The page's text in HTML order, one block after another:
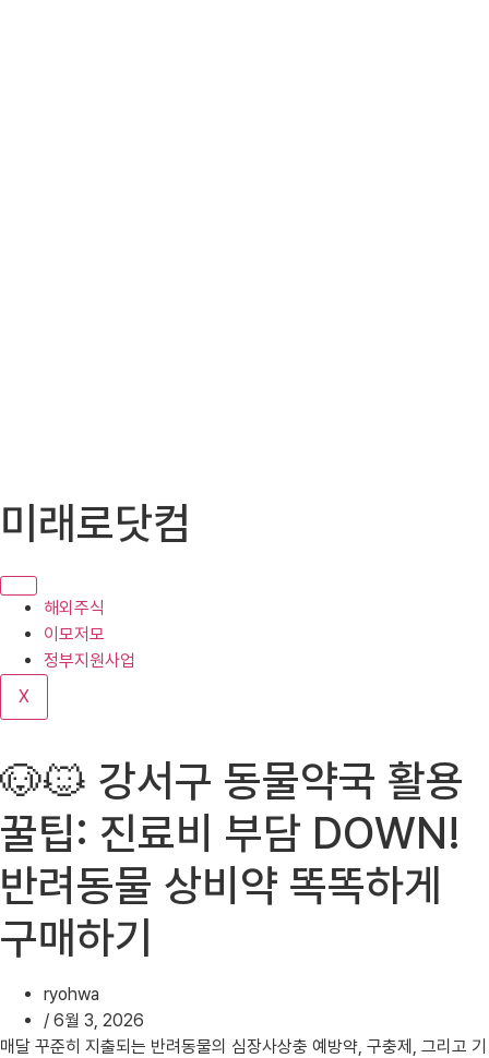
텐
로
기
미래로닷컴
해외주식
이모저모
정부지원사업
X
🐶🐱 강서구 동물약국 활용
꿀팁: 진료비 부담 DOWN!
반려동물 상비약 똑똑하게
구매하기
ryohwa
/ 6월 3, 2026
매달 꾸준히 지출되는 반려동물의 심장사상충 예방약, 구충제, 그리고 기